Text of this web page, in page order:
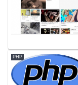
PHP